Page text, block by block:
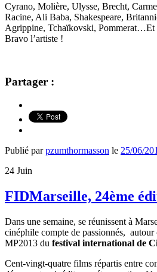
Cyrano, Molière, Ulysse, Brecht,
Racine, Ali Baba, Shakespeare,
Agrippine, Tchaïkovski, Pommerat…Et
Bravo l’artiste !
Partager :
Publié parpzumthormasson le 25/06/
24 Juin
FIDMarseille, 24ème
Dans une semaine, se réunissent à
cinéphile compte de passionnés,
MP2013 du festival international de
Cent-vingt-quatre films répartis entre